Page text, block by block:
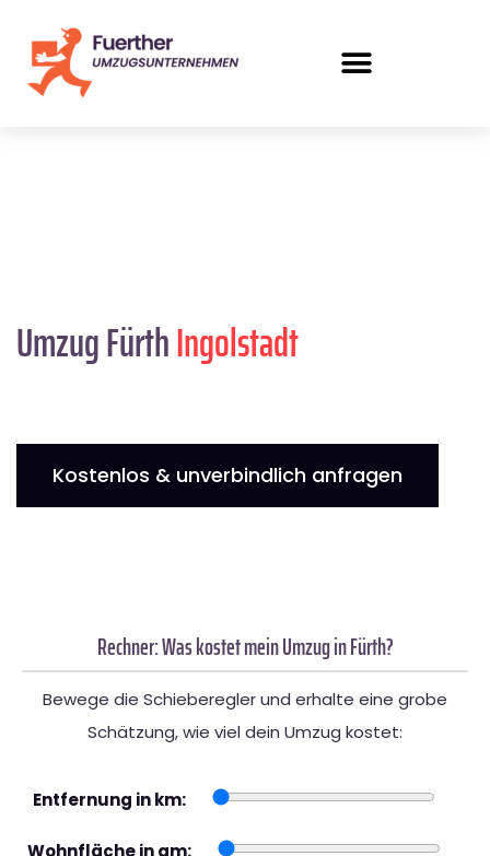
Umzug FürthIngolstadt
Kostenlos & unverbindlich anfragen
Rechner: Was kostet mein Umzug in Fürth?
Bewege die Schieberegler und erhalte eine grobe
Schätzung, wie viel dein Umzug kostet:
Entfernung in km: